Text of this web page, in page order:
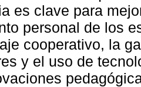
es clave para
personal de los
cooperativo, la
y el uso de